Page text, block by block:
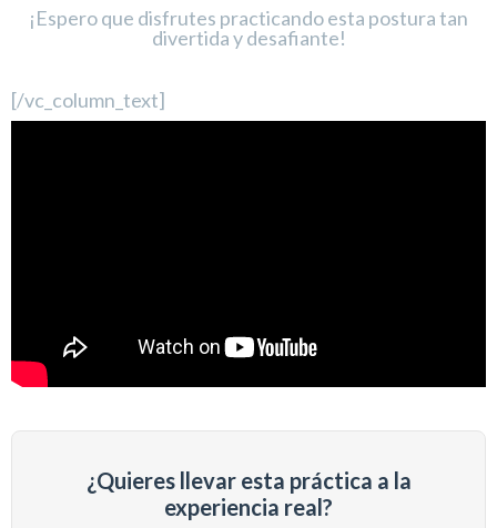
¡Espero que disfrutes practicando esta postura tan
divertida y desafiante!
[/vc_column_text]
¿Quieres llevar esta práctica a la
experiencia real?